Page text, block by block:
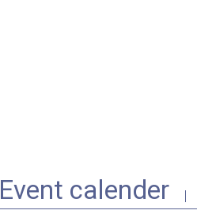
Event calender